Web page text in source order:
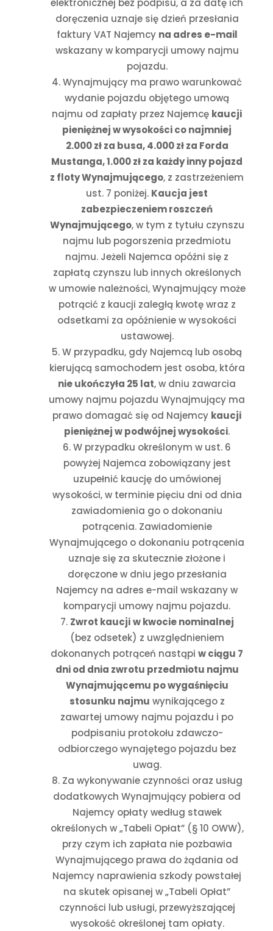
doręczenia uznaje się dzień przesłania
faktury VAT Najemcy na adres e-mail
wskazany w komparycji umowy najmu
pojazdu.
Wynajmujący ma prawo warunkować
wydanie pojazdu objętego umową
najmu od zapłaty przez Najemcę kaucji
pieniężnej w wysokości co najmniej
2.000 zł za busa, 4.000 zł za Forda
Mustanga, 1.000 zł za każdy inny pojazd
z floty Wynajmującego, z zastrzeżeniem
ust. 7 poniżej. Kaucja jest
zabezpieczeniem roszczeń
Wynajmującego, w tym z tytułu czynszu
najmu lub pogorszenia przedmiotu
najmu. Jeżeli Najemca opóźni się z
zapłatą czynszu lub innych określonych
w umowie należności, Wynajmujący może
potrącić z kaucji zaległą kwotę wraz z
odsetkami za opóźnienie w wysokości
ustawowej.
W przypadku, gdy Najemcą lub osobą
kierującą samochodem jest osoba, która
nie ukończyła 25 lat, w dniu zawarcia
umowy najmu pojazdu Wynajmujący ma
prawo domagać się od Najemcy kaucji
pieniężnej w podwójnej wysokości.
W przypadku określonym w ust. 6
powyżej Najemca zobowiązany jest
uzupełnić kaucję do umówionej
wysokości, w terminie pięciu dni od dnia
zawiadomienia go o dokonaniu
potrącenia. Zawiadomienie
Wynajmującego o dokonaniu potrącenia
uznaje się za skutecznie złożone i
doręczone w dniu jego przesłania
Najemcy na adres e-mail wskazany w
komparycji umowy najmu pojazdu.
Zwrot kaucjiw kwocie nominalnej
(bez odsetek) z uwzględnieniem
dokonanych potrąceń nastąpiw ciągu 7
dni od dnia zwrotu przedmiotu najmu
Wynajmującemu po wygaśnięciu
stosunku najmu wynikającego z
zawartej umowy najmu pojazdu i po
podpisaniu protokołu zdawczo-
odbiorczego wynajętego pojazdu bez
uwag.
Za wykonywanie czynności oraz usług
dodatkowych Wynajmujący pobiera od
Najemcy opłaty według stawek
określonych w „Tabeli Opłat” (§ 10 OWW),
przy czym ich zapłata nie pozbawia
Wynajmującego prawa do żądania od
Najemcy naprawienia szkody powstałej
na skutek opisanej w„Tabeli Opłat”
czynności lub usługi, przewyższającej
wysokość określonej tam opłaty.